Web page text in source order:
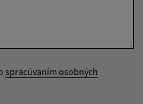
spracúvaním osobných